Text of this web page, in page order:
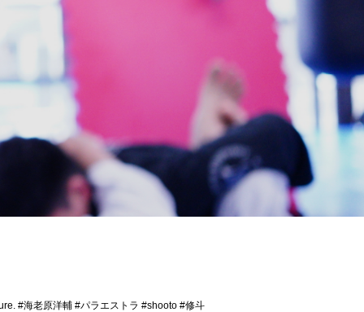
#海老原洋輔 #パラエストラ #shooto #修斗